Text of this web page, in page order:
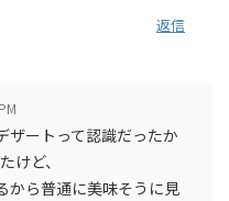
返信
ザートって認識だったか
けど、
から普通に美味そうに見